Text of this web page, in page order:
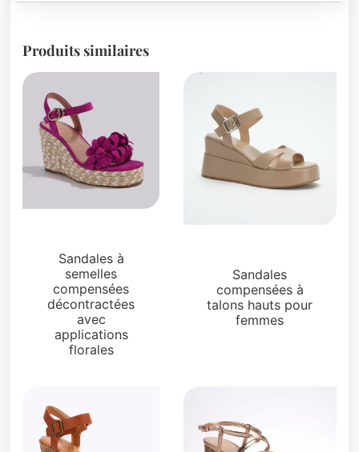
Produits similaires
Sandales à
semelles
compensées
décontractées
avec
applications
florales
Sandales
compensées à
talons hauts pour
femmes